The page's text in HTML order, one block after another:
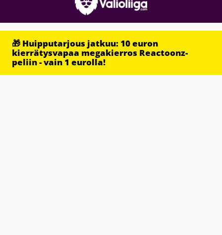
🎁 Huipputarjous jatkuu: 10 euron
kierrätysvapaa megakierros Reactoonz-
peliin - vain 1 eurolla!